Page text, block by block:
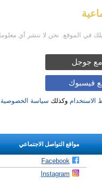
في الموقع. نحن لا ننشر أي
جوجل
فيسبوك
الاستخدام وكذلك سياسة
مواقع التواصل الاجتماعي
Facebook
Instagram